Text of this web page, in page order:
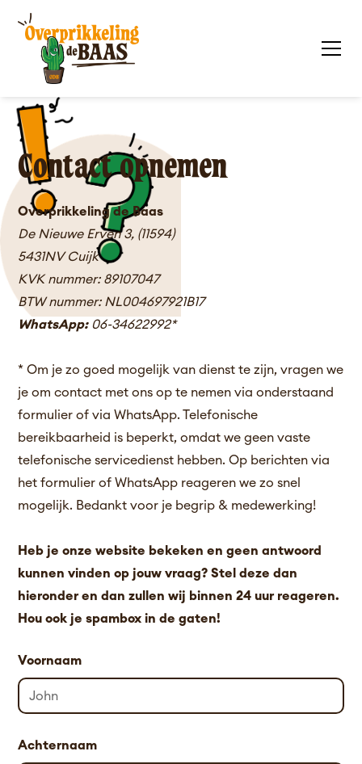
Contact opnemen
Overprikkeling de Baas
De Nieuwe Erven 3, (11594)
5431NV Cuijk
KVK nummer: 89107047
BTW nummer: NL004697921B17
WhatsApp: 06-34622992*
* Om je zo goed mogelijk van dienst te zijn, vragen we
je om contact met ons op te nemen via onderstaand
formulier of via WhatsApp. Telefonische
bereikbaarheid is beperkt, omdat we geen vaste
telefonische servicedienst hebben. Op berichten via
het formulier of WhatsApp reageren we zo snel
mogelijk. Bedankt voor je begrip & medewerking!
Heb je onze website bekeken en geen antwoord
kunnen vinden op jouw vraag? Stel deze dan
hieronder en dan zullen wij binnen 24 uur reageren.
Hou ook je spambox in de gaten!
Voornaam
Achternaam